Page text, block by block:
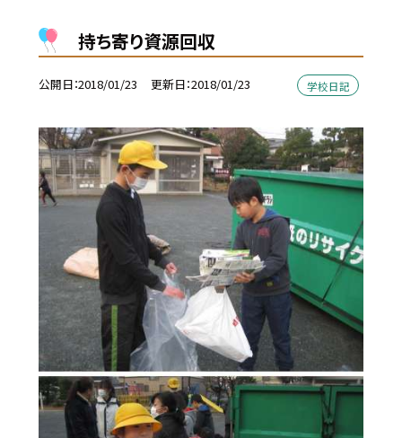
持ち寄り資源回収
公開日 2018/01/23 更新日 2018/01/23 学校日記